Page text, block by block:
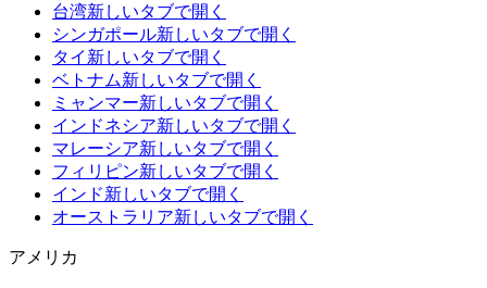
台湾新しいタブで開く
シンガポール新しいタブで開く
タイ 新しいタブで開く
ベトナム新しいタブで開く
ミャンマー新しいタブで開く
インドネシア新しいタブで開く
マレーシア新しいタブで開く
フィリピン新しいタブで開く
インド新しいタブで開く
オーストラリア新しいタブで開く
アメリカ